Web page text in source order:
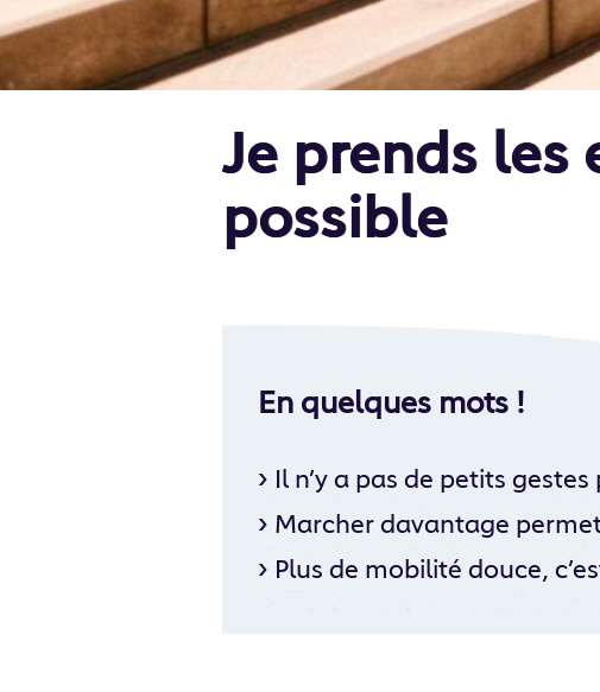
Je prends les
possible
En quelques mots !
› Il n’y a pas de petits
› Marcher davantage
› Plus de mobilité douce,